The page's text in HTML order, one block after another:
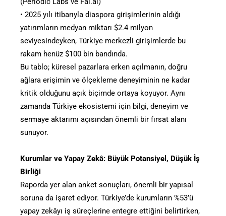
• 2025 yılı itibarıyla diaspora girişimlerinin aldığı
yatırımların medyan miktarı $2.4 milyon
seviyesindeyken, Türkiye merkezli girişimlerde bu
rakam henüz $100 bin bandında.
Bu tablo; küresel pazarlara erken açılmanın, doğru
ağlara erişimin ve ölçekleme deneyiminin ne kadar
kritik olduğunu açık biçimde ortaya koyuyor. Aynı
zamanda Türkiye ekosistemi için bilgi, deneyim ve
sermaye aktarımı açısından önemli bir fırsat alanı
sunuyor.
Kurumlar ve Yapay Zekâ: Büyük Potansiyel, Düşük İş
Birliği
Raporda yer alan anket sonuçları, önemli bir yapısal
soruna da işaret ediyor. Türkiye’de kurumların %53’ü
yapay zekâyı iş süreçlerine entegre ettiğini belirtirken,